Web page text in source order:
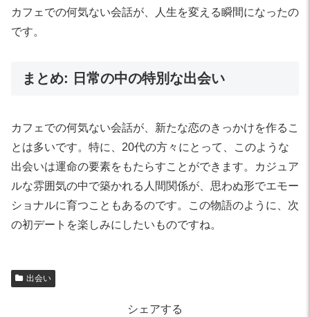
カフェでの何気ない会話が、人生を変える瞬間になったの
です。
まとめ: 日常の中の特別な出会い
カフェでの何気ない会話が、新たな恋のきっかけを作るこ
とは多いです。特に、20代の方々にとって、このような
出会いは運命の要素をもたらすことができます。カジュア
ルな雰囲気の中で築かれる人間関係が、思わぬ形でエモー
ショナルに育つこともあるのです。この物語のように、次
の初デートを楽しみにしたいものですね。
出会い
シェアする